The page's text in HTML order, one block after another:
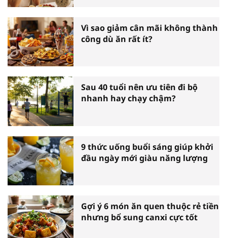
Vì sao giảm cân mãi không thành
công dù ăn rất ít?
Sau 40 tuổi nên ưu tiên đi bộ
nhanh hay chạy chậm?
9 thức uống buổi sáng giúp khởi
đầu ngày mới giàu năng lượng
Gợi ý 6 món ăn quen thuộc rẻ tiền
nhưng bổ sung canxi cực tốt